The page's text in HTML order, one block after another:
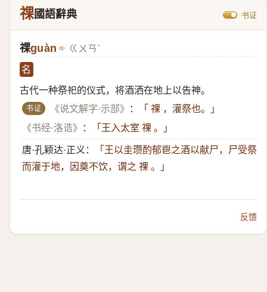
祼國語辭典 书证
祼guàn ㄍㄨㄢˋ
名
古代一种祭祀的仪式，将酒洒在地上以告神。
书证 《说文解字·示部》 ：
「 祼 ，灌祭也。」
《书经·洛诰》
： 「王入太室 祼 。」
唐·孔颖达·正义：
「王以圭瓒酌郁鬯之酒以献尸，尸受祭
而灌于地，因奠不饮，谓之 祼 。」
反馈